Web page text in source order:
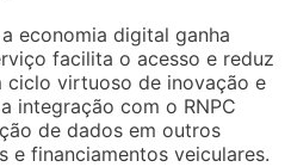
economia digital ganha
facilita o acesso e reduz
ciclo virtuoso de inovação e
integração com o RNPC
de dados em outros
e financiamentos veiculares.